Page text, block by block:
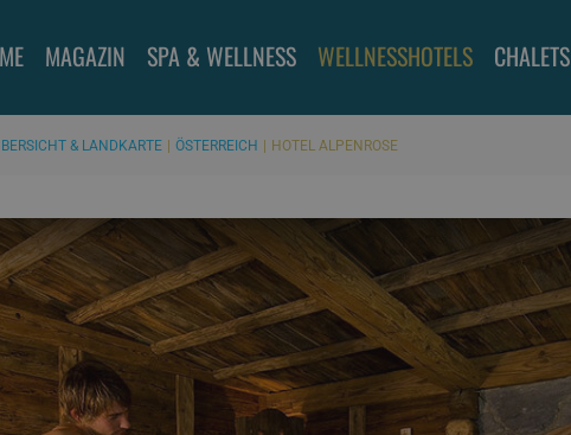
MAGAZIN SPA & WELLNESS WELLNESSHOTELS CHALETS
& LANDKARTE ÖSTERREICH HOTEL ALPENROSE